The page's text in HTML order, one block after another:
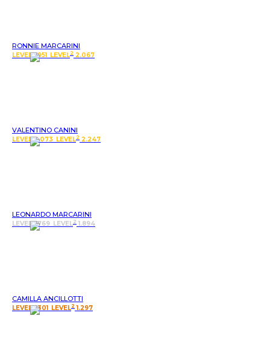
RONNIE MARCARINI
LEVEL 1.951 LEVEL2 2.067
VALENTINO CANINI
LEVEL 2.073 LEVEL2 2.247
LEONARDO MARCARINI
LEVEL 1.769 LEVEL2 1.894
CAMILLA ANCILLOTTI
LEVEL 1.301 LEVEL2 1.297